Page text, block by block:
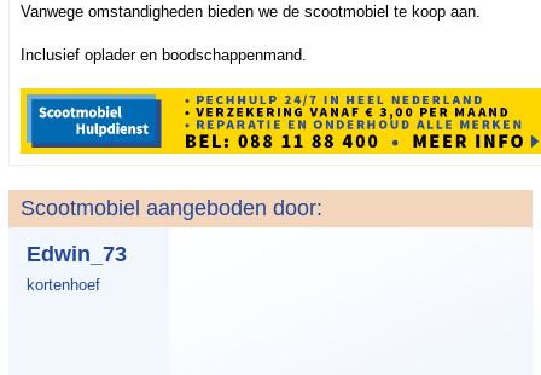
Vanwege omstandigheden bieden we de scootmobiel te koop aan.
Inclusief oplader en boodschappenmand.
Scootmobiel aangeboden door:
Edwin_73
kortenhoef